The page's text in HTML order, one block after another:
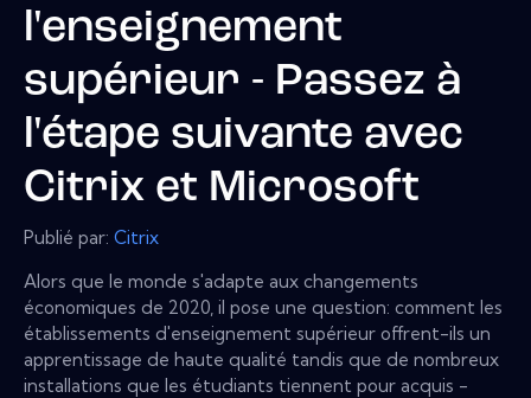
l'enseignement
supérieur - Passez à
l'étape suivante avec
Citrix et Microsoft
Publié par: Citrix
Alors que le monde s'adapte aux changements
économiques de 2020, il pose une question: comment les
établissements d'enseignement supérieur offrent-ils un
apprentissage de haute qualité tandis que de nombreux
installations que les étudiants tiennent pour acquis -